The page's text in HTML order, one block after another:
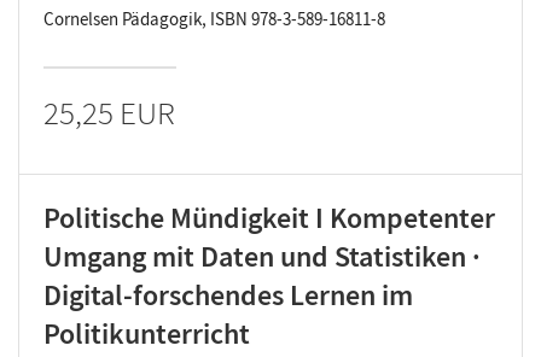
Cornelsen Pädagogik, ISBN 978-3-589-16811-8
25,25 EUR
Politische Mündigkeit I Kompetenter
Umgang mit Daten und Statistiken ·
Digital-forschendes Lernen im
Politikunterricht